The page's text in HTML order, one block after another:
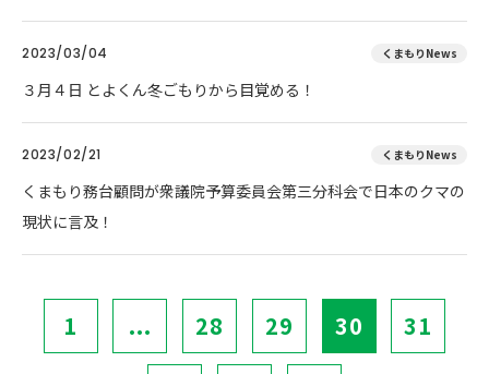
2023/03/04 くまもりNews
３月４日 とよくん冬ごもりから目覚める！
2023/02/21 くまもりNews
くまもり務台顧問が衆議院予算委員会第三分科会で日本のクマの
現状に言及！
1 ... 28 29 30 31